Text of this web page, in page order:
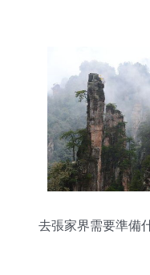
去張家界需要準備